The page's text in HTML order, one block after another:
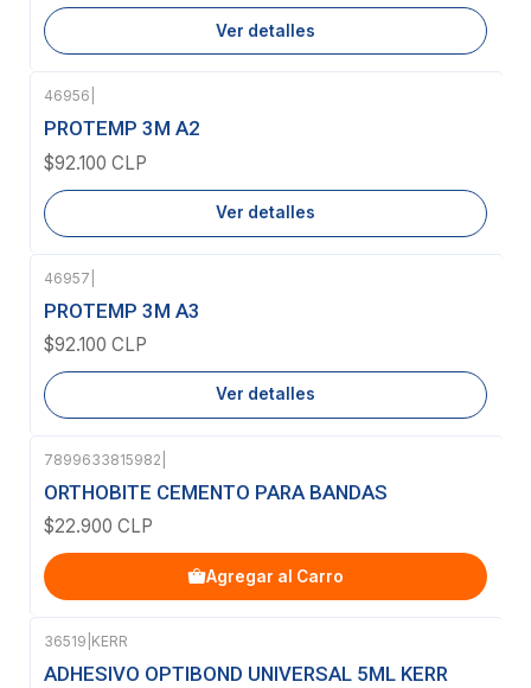
Ver detalles
Agotado
46956
PROTEMP 3M A2
$92.100 CLP
Ver detalles
Agotado
46957
PROTEMP 3M A3
$92.100 CLP
Ver detalles
7899633815982
ORTHOBITE CEMENTO PARA BANDAS
$22.900 CLP
Agregar al Carro
-20% OFF
36519 KERR
ADHESIVO OPTIBOND UNIVERSAL 5ML KERR